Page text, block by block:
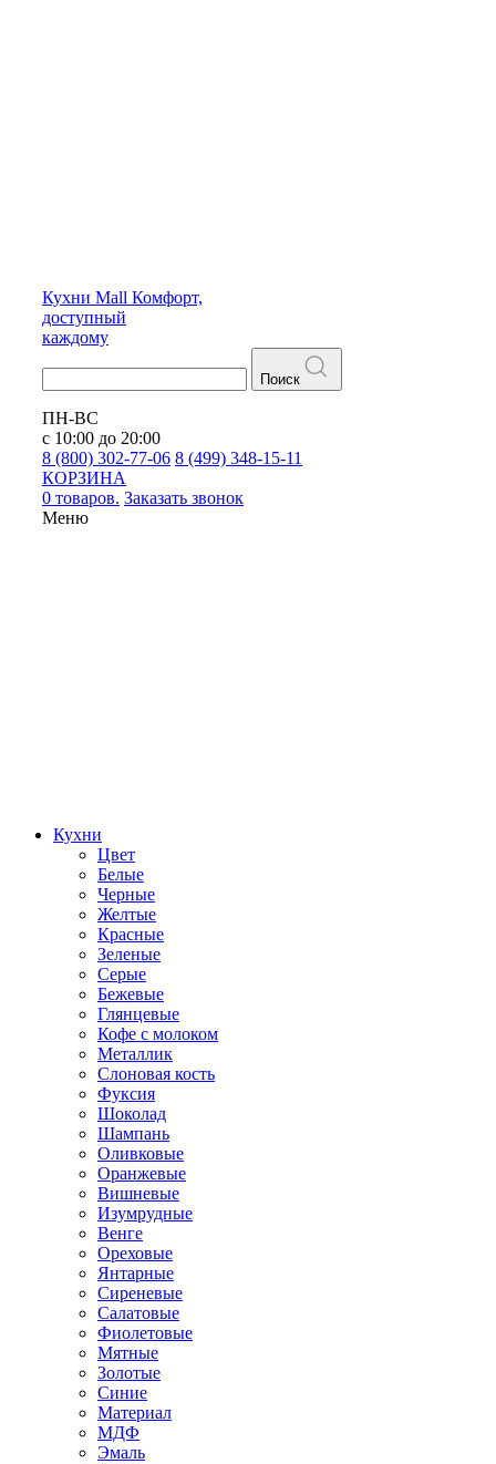
Кухни Mall Комфорт,
доступный
каждому
Поиск
ПН-ВС
с 10:00 до 20:00
8 (800) 302-77-06 8 (499) 348-15-11
КОРЗИНА
0 товаров. Заказать звонок
Меню
Кухни
Цвет
Белые
Черные
Желтые
Красные
Зеленые
Серые
Бежевые
Глянцевые
Кофе с молоком
Металлик
Слоновая кость
Фуксия
Шоколад
Шампань
Оливковые
Оранжевые
Вишневые
Изумрудные
Венге
Ореховые
Янтарные
Сиреневые
Салатовые
Фиолетовые
Мятные
Золотые
Синие
Материал
МДФ
Эмаль